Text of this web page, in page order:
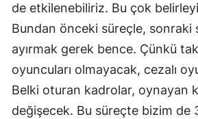
de etkilenebiliriz. Bu çok
Bundan önceki süreçle, sonraki
ayırmak gerek bence. Çünkü
oyuncuları olmayacak, cezalı
Belki oturan kadrolar, oynayan
değişecek. Bu süreçte bizim de